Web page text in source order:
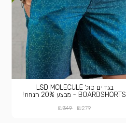
בגד ים סול LSD MOLECULE
BOARDSHORTS - מבצע 20% הנחה!
₪279
₪349